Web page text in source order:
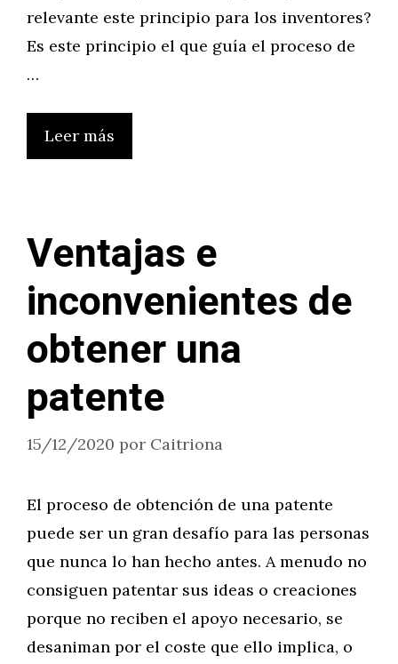
relevante este principio para los inventores?
Es este principio el que guía el proceso de
…
Leer más
Ventajas e
inconvenientes de
obtener una
patente
15/12/2020 por Caitriona
El proceso de obtención de una patente
puede ser un gran desafío para las personas
que nunca lo han hecho antes. A menudo no
consiguen patentar sus ideas o creaciones
porque no reciben el apoyo necesario, se
desaniman por el coste que ello implica, o